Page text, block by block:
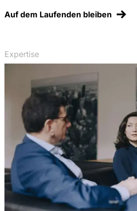
Auf dem Laufenden bleiben
Expertise